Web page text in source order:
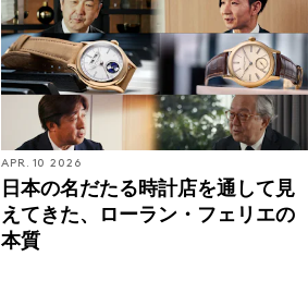
APR. 10 2026
日本の名だたる時計店を通して見
えてきた、ローラン・フェリエの
本質